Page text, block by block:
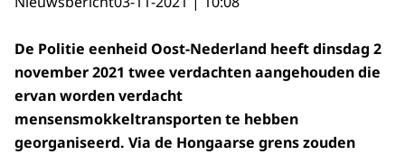
De Politie eenheid Oost-Nederland heeft dinsdag 2
november 2021 twee verdachten aangehouden die
ervan worden verdacht
mensensmokkeltransporten te hebben
georganiseerd. Via de Hongaarse grens zouden